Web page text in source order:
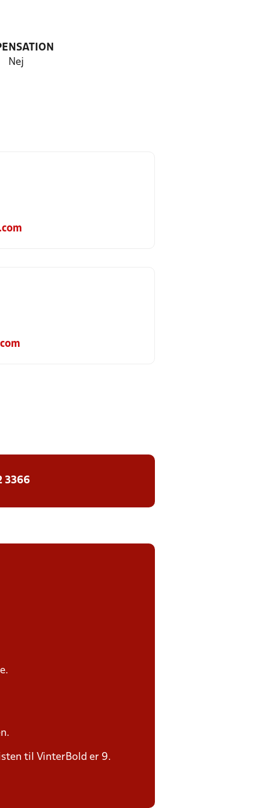
Nej
3366
til VinterBold er 9.